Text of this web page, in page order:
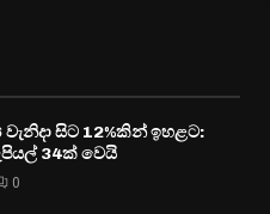
වැනිදා සිට 12%කින් ඉහළට:
34ක් වෙයි
0